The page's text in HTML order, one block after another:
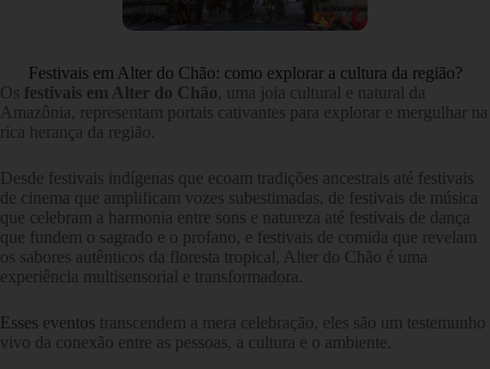
Festivais em Alter do Chão: como explorar a cultura da região?
Os festivais em Alter do Chão, uma joia cultural e natural da
Amazônia, representam portais cativantes para explorar e mergulhar na
rica herança da região.
Desde festivais indígenas que ecoam tradições ancestrais até festivais
de cinema que amplificam vozes subestimadas, de festivais de música
que celebram a harmonia entre sons e natureza até festivais de dança
que fundem o sagrado e o profano, e festivais de comida que revelam
os sabores autênticos da floresta tropical, Alter do Chão é uma
experiência multisensorial e transformadora.
Esses eventos transcendem a mera celebração, eles são um testemunho
vivo da conexão entre as pessoas, a cultura e o ambiente.